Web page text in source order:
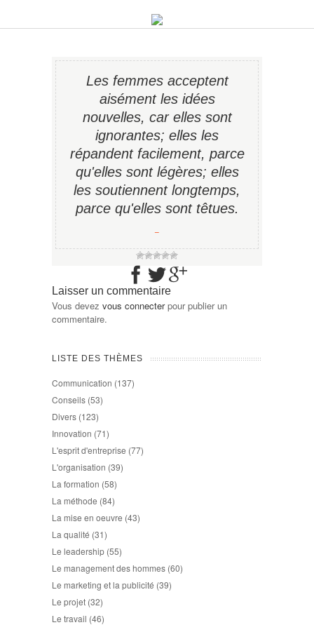
Les femmes acceptent
aisément les idées
nouvelles, car elles sont
ignorantes; elles les
répandent facilement, parce
qu'elles sont légères; elles
les soutiennent longtemps,
parce qu'elles sont têtues.
−
Laisser un commentaire
Vous devez vous connecterpour publier un
commentaire.
LISTE DES THÈMES
Communication (137)
Conseils (53)
Divers (123)
Innovation (71)
L'esprit d'entreprise (77)
L'organisation (39)
La formation (58)
La méthode (84)
La mise en oeuvre (43)
La qualité (31)
Le leadership (55)
Le management des hommes (60)
Le marketing et la publicité (39)
Le projet (32)
Le travail (46)